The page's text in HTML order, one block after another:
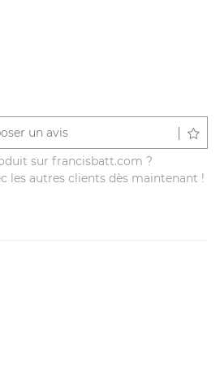
un avis
sur francisbatt.com ?
les autres clients dès maintenant !